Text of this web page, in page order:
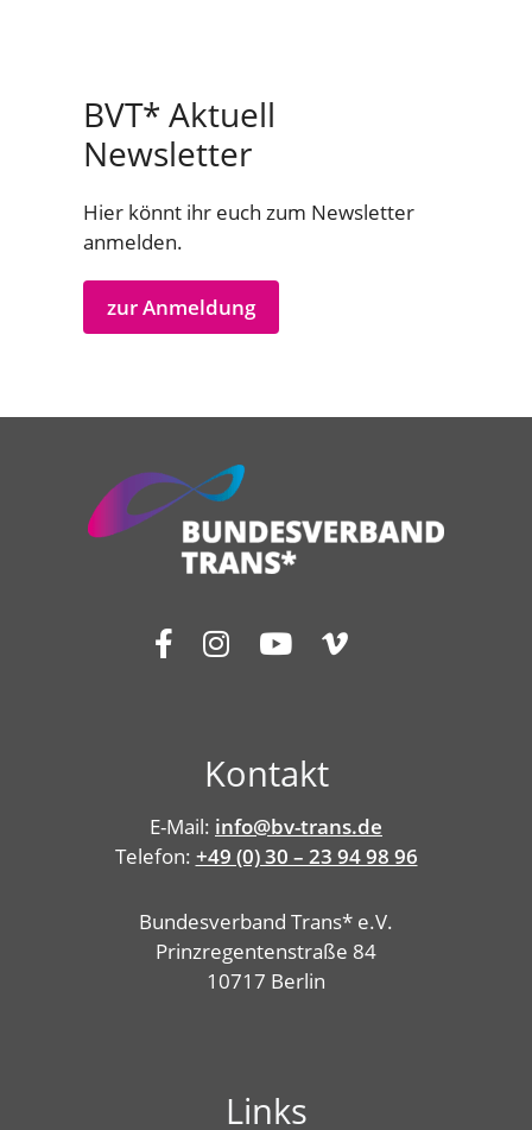
BVT* Aktuell
Newsletter
Hier könnt ihr euch zum Newsletter
anmelden.
zur Anmeldung
Kontakt
E-Mail: info@bv-trans.de
Telefon: +49 (0) 30 – 23 94 98 96
Bundesverband Trans* e.V.
Prinzregentenstraße 84
10717 Berlin
Links